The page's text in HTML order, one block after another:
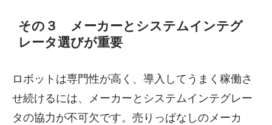
その３ メーカーとシステムインテグ
レータ選びが重要
ロボットは専門性が高く、導入してうまく稼働さ
せ続けるには、メーカーとシステムインテグレー
タの協力が不可欠です。売りっぱなしのメーカ